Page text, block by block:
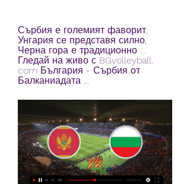
Сърбия е големият фаворит,
Унгария се представя силно,
Черна гора е традиционно ...
Гледай на живо с BGvolleyball.
com България - Сърбия от
Балканиадата ...